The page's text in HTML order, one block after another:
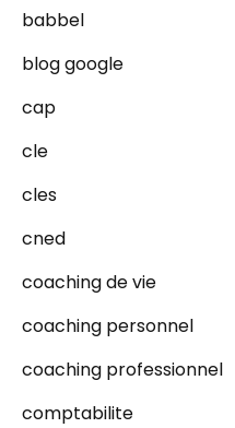
babbel
blog google
cap
cle
cles
cned
coaching de vie
coaching personnel
coaching professionnel
comptabilite